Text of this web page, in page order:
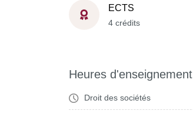
ECTS
4 crédits
Heures d'enseignement
Droit des sociétés